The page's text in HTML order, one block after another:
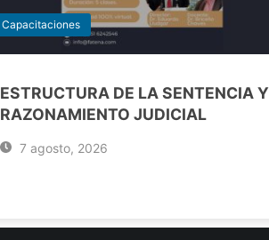
Capacitaciones
ESTRUCTURA DE LA SENTENCIA Y
RAZONAMIENTO JUDICIAL
7 agosto, 2026